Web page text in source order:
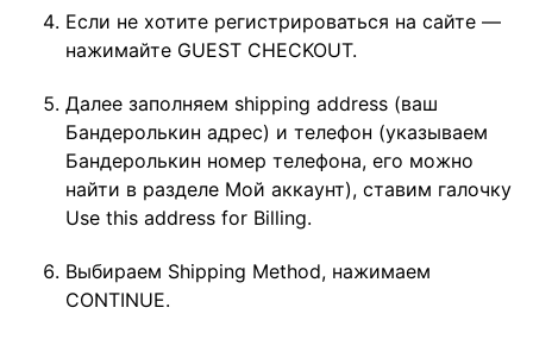
Если не хотите регистрироваться на сайте —
нажимайте GUEST CHECKOUT.
Далее заполняем shipping address (ваш
Бандеролькин адрес) и телефон (указываем
Бандеролькин номер телефона, его можно
найти в разделе Мой аккаунт), ставим галочку
Use this address for Billing.
Выбираем Shipping Method, нажимаем
CONTINUE.